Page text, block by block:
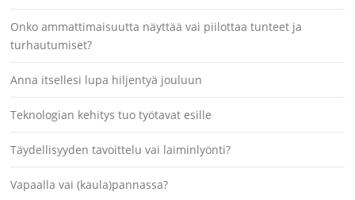
Onko ammattimaisuutta näyttää vai piilottaa tunteet ja
turhautumiset?
Anna itsellesi lupa hiljentyä jouluun
Teknologian kehitys tuo työtavat esille
Täydellisyyden tavoittelu vai laiminlyönti?
Vapaalla vai (kaula)pannassa?